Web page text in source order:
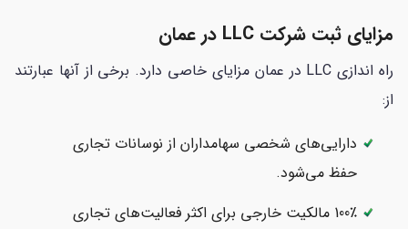
مزایای ثبت شرکت LLC در عمان
راه اندازی LLC در عمان مزایای خاصی دارد. برخی از آنها عبارتند
از:
دارایی‌های شخصی سهامداران از نوسانات تجاری
حفظ می‌شود.
100٪ مالکیت خارجی برای اکثر فعالیت‌های تجاری